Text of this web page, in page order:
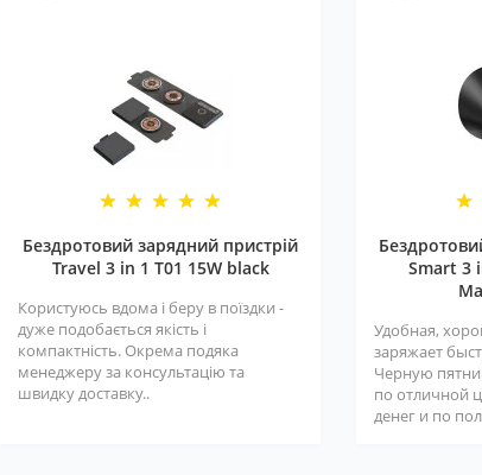
Бездротовий зарядний пристрій
Travel 3 in 1 T01 15W black
Користуюсь вдома і беру в поїздки -
дуже подобається якість і
компактність. Окрема подяка
менеджеру за консультацію та
швидку доставку..
Smart 3
Удобная,
заряжает
Черную
по отличной
денег и по